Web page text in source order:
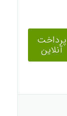
پرداخت
آنلاین